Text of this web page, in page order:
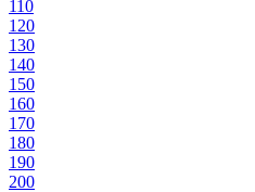
110
120
130
140
150
160
170
180
190
200